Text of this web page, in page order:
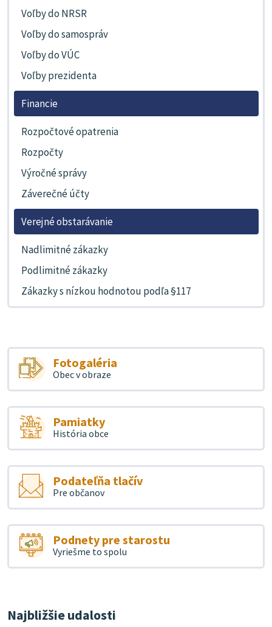
Voľby do NRSR
Voľby do samospráv
Voľby do VÚC
Voľby prezidenta
Financie
Rozpočtové opatrenia
Rozpočty
Výročné správy
Záverečné účty
Verejné obstarávanie
Nadlimitné zákazky
Podlimitné zákazky
Zákazky s nízkou hodnotou podľa §117
Fotogaléria
Obec v obraze
Pamiatky
História obce
Podateľňa tlačív
Pre občanov
Podnety pre starostu
Vyriešme to spolu
Najbližšie udalosti